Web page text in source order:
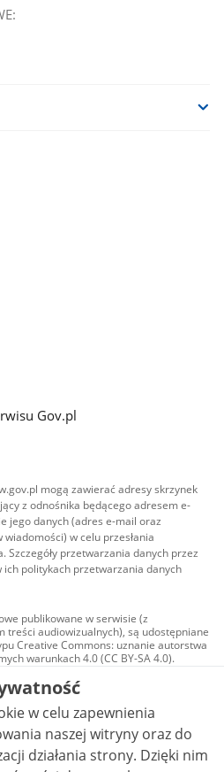
Gov.pl
mogą zawierać adresy skrzynek
z odnośnika będącego adresem e-
jego danych (adres e-mail oraz
w celu przesłania
Szczegóły przetwarzania danych przez
ich politykach przetwarzania danych
publikowane w serwisie (z
treści audiowizualnych), są udostępniane
Creative Commons: uznanie autorstwa
warunkach 4.0 (CC BY-SA 4.0).
w tym zdjęcia, materiały
są udostępniane na licencji typu
uznanie autorstwa użycie
- bez utworów zależnych 4.0 (CC BY-
ile nie jest to stwierdzone inaczej.
w celu zapewnienia
naszej witryny oraz do
strony. Dzięki nim